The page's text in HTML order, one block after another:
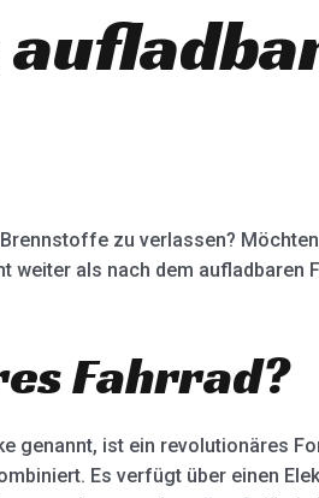
zu verlassen?
weiter als nach dem aufladbaren
Fahrrad?
genannt, ist ein revolutionäres
Es verfügt über einen